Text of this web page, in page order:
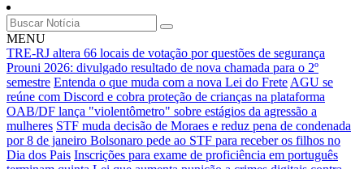
MENU
TRE-RJ altera 66 locais de votação por questões de segurança
Prouni 2026: divulgado resultado de nova chamada para o 2º
semestre Entenda o que muda com a nova Lei do Frete AGU se
reúne com Discord e cobra proteção de crianças na plataforma
OAB/DF lança "violentômetro" sobre estágios da agressão a
mulheres STF muda decisão de Moraes e reduz pena de condenada
por 8 de janeiro Bolsonaro pede ao STF para receber os filhos no
Dia dos Pais Inscrições para exame de proficiência em português